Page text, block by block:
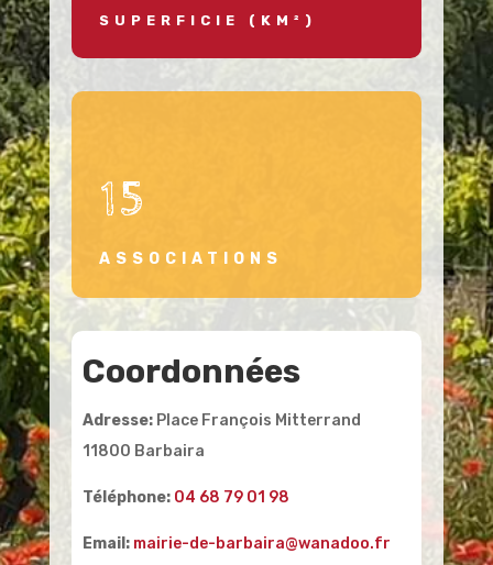
SUPERFICIE (KM²)
15
ASSOCIATIONS
Coordonnées
Adresse:Place François Mitterrand
11800 Barbaira
Téléphone: 04 68 79 01 98
Email: mairie-de-barbaira@wanadoo.fr